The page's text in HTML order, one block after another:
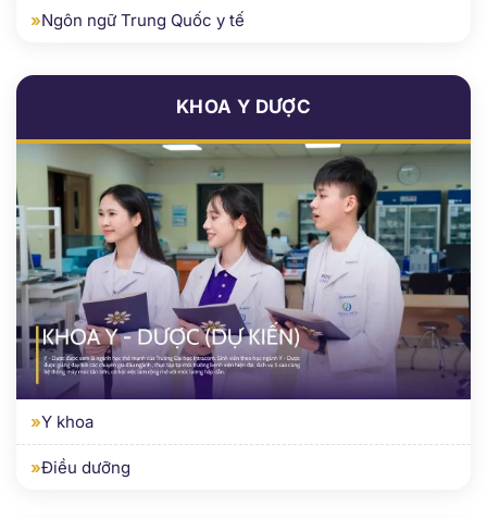
KHOA Y DƯỢC
»Y khoa
»Điều dưỡng
KHOA KIẾN TRÚC - XÂY DỰNG